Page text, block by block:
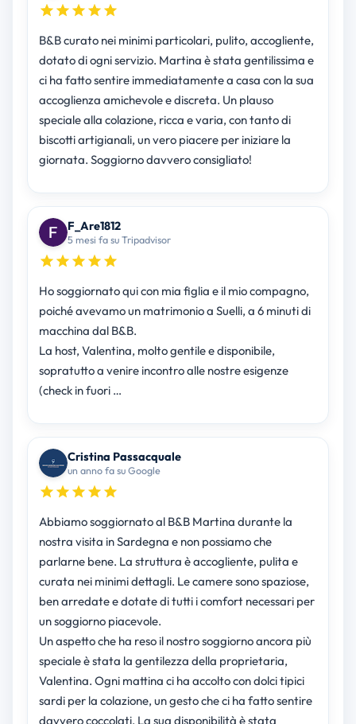
B&B curato nei minimi particolari, pulito, accogliente,
dotato di ogni servizio. Martina è stata gentilissima e
ci ha fatto sentire immediatamente a casa con la sua
accoglienza amichevole e discreta. Un plauso
speciale alla colazione, ricca e varia, con tanto di
biscotti artigianali, un vero piacere per iniziare la
giornata. Soggiorno davvero consigliato!
F_Are1812
5 mesi fa su Tripadvisor
Ho soggiornato qui con mia figlia e il mio compagno,
poiché avevamo un matrimonio a Suelli, a 6 minuti di
macchina dal B&B.
La host, Valentina, molto gentile e disponibile,
sopratutto a venire incontro alle nostre esigenze
(check in fuori …
Cristina Passacquale
un anno fa su Google
Abbiamo soggiornato al B&B Martina durante la
nostra visita in Sardegna e non possiamo che
parlarne bene. La struttura è accogliente, pulita e
curata nei minimi dettagli. Le camere sono spaziose,
ben arredate e dotate di tutti i comfort necessari per
un soggiorno piacevole.
Un aspetto che ha reso il nostro soggiorno ancora più
speciale è stata la gentilezza della proprietaria,
Valentina. Ogni mattina ci ha accolto con dolci tipici
sardi per la colazione, un gesto che ci ha fatto sentire
davvero coccolati. La sua disponibilità è stata